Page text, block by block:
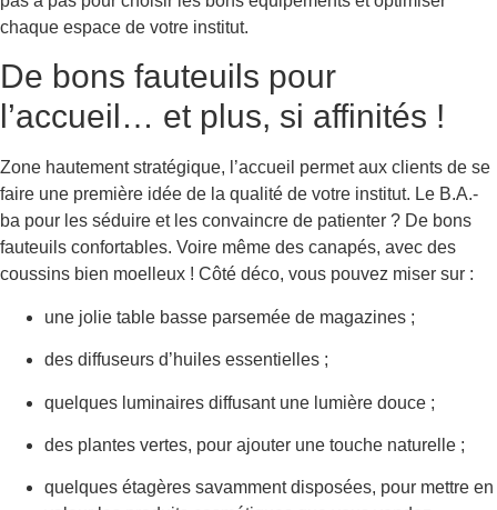
chaque espace de votre institut.
De bons fauteuils pour
l’accueil… et plus, si affinités !
Zone hautement stratégique, l’accueil permet aux clients de se
faire une première idée de la qualité de votre institut. Le B.A.-
ba pour les séduire et les convaincre de patienter ? De bons
fauteuils confortables. Voire même des canapés, avec des
coussins bien moelleux ! Côté déco, vous pouvez miser sur :
une jolie table basse parsemée de magazines ;
des diffuseurs d’huiles essentielles ;
quelques luminaires diffusant une lumière douce ;
des plantes vertes, pour ajouter une touche naturelle ;
quelques étagères savamment disposées, pour mettre en